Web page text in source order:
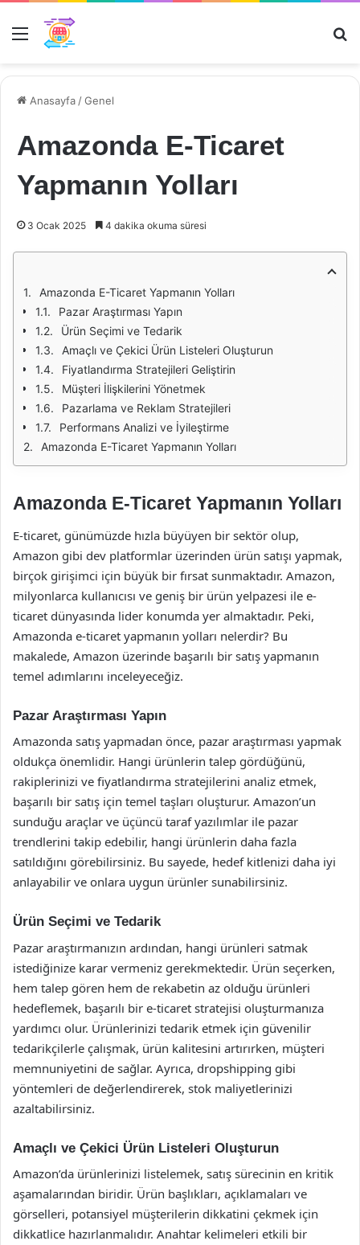
Menü
Anasayfa /Genel
Amazonda E-Ticaret
Yapmanın Yolları
3 Ocak 2025 4 dakika okuma süresi
Amazonda E-Ticaret Yapmanın Yolları
Pazar Araştırması Yapın
Ürün Seçimi ve Tedarik
Amaçlı ve Çekici Ürün Listeleri Oluşturun
Fiyatlandırma Stratejileri Geliştirin
Müşteri İlişkilerini Yönetmek
Pazarlama ve Reklam Stratejileri
Performans Analizi ve İyileştirme
Amazonda E-Ticaret Yapmanın Yolları
Amazonda E-Ticaret Yapmanın Yolları
E-ticaret, günümüzde hızla büyüyen bir sektör olup,
Amazon gibi dev platformlar üzerinden ürün satışı yapmak,
birçok girişimci için büyük bir fırsat sunmaktadır. Amazon,
milyonlarca kullanıcısı ve geniş bir ürün yelpazesi ile e-
ticaret dünyasında lider konumda yer almaktadır. Peki,
Amazonda e-ticaret yapmanın yolları nelerdir? Bu
makalede, Amazon üzerinde başarılı bir satış yapmanın
temel adımlarını inceleyeceğiz.
Pazar Araştırması Yapın
Amazonda satış yapmadan önce, pazar araştırması yapmak
oldukça önemlidir. Hangi ürünlerin talep gördüğünü,
rakiplerinizi ve fiyatlandırma stratejilerini analiz etmek,
başarılı bir satış için temel taşları oluşturur. Amazon’un
sunduğu araçlar ve üçüncü taraf yazılımlar ile pazar
trendlerini takip edebilir, hangi ürünlerin daha fazla
satıldığını görebilirsiniz. Bu sayede, hedef kitlenizi daha iyi
anlayabilir ve onlara uygun ürünler sunabilirsiniz.
Ürün Seçimi ve Tedarik
Pazar araştırmanızın ardından, hangi ürünleri satmak
istediğinize karar vermeniz gerekmektedir. Ürün seçerken,
hem talep gören hem de rekabetin az olduğu ürünleri
hedeflemek, başarılı bir e-ticaret stratejisi oluşturmanıza
yardımcı olur. Ürünlerinizi tedarik etmek için güvenilir
tedarikçilerle çalışmak, ürün kalitesini artırırken, müşteri
memnuniyetini de sağlar. Ayrıca, dropshipping gibi
yöntemleri de değerlendirerek, stok maliyetlerinizi
azaltabilirsiniz.
Amaçlı ve Çekici Ürün Listeleri Oluşturun
Amazon’da ürünlerinizi listelemek, satış sürecinin en kritik
aşamalarından biridir. Ürün başlıkları, açıklamaları ve
görselleri, potansiyel müşterilerin dikkatini çekmek için
dikkatlice hazırlanmalıdır. Anahtar kelimeleri etkili bir